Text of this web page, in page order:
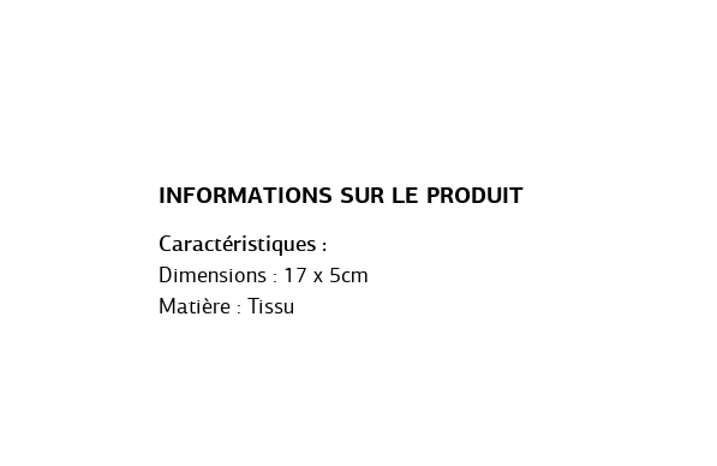
INFORMATIONS SUR LE PRODUIT
Caractéristiques
Dimensions : 17 x 5cm
Matière : Tissu